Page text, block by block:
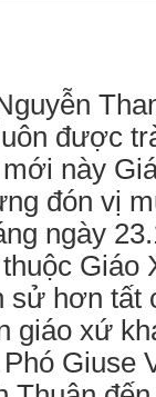
được
này
đón vị
ngày
Giáo
sử hơn tất
giáo xứ
Giuse